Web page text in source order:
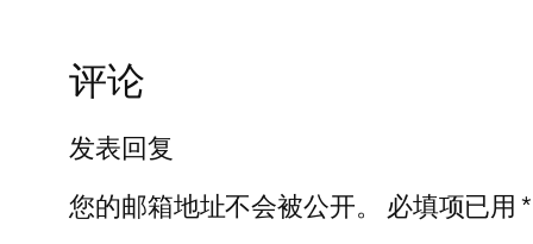
评论
发表回复
您的邮箱地址不会被公开。
必填项已用*